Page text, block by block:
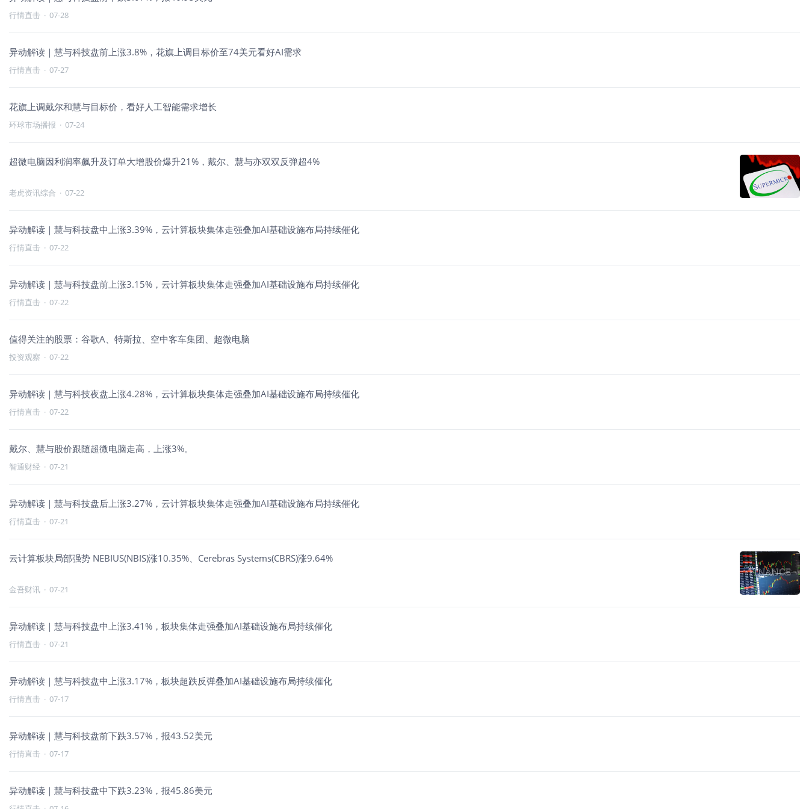
行情直击 · 07-28
异动解读｜慧与科技盘前上涨3.8%，花旗上调目标价至74美元看好AI需求
行情直击 · 07-27
花旗上调戴尔和慧与目标价，看好人工智能需求增长
环球市场播报 · 07-24
超微电脑因利润率飙升及订单大增股价爆升21%，戴尔、慧与亦双双反弹超4%
老虎资讯综合 · 07-22
异动解读｜慧与科技盘中上涨3.39%，云计算板块集体走强叠加AI基础设施布局持续催化
行情直击 · 07-22
异动解读｜慧与科技盘前上涨3.15%，云计算板块集体走强叠加AI基础设施布局持续催化
行情直击 · 07-22
值得关注的股票：谷歌A、特斯拉、空中客车集团、超微电脑
投资观察 · 07-22
异动解读｜慧与科技夜盘上涨4.28%，云计算板块集体走强叠加AI基础设施布局持续催化
行情直击 · 07-22
戴尔、慧与股价跟随超微电脑走高，上涨3%。
智通财经 · 07-21
异动解读｜慧与科技盘后上涨3.27%，云计算板块集体走强叠加AI基础设施布局持续催化
行情直击 · 07-21
云计算板块局部强势 NEBIUS(NBIS)涨10.35%、Cerebras Systems(CBRS)涨9.64%
金吾财讯 · 07-21
异动解读｜慧与科技盘中上涨3.41%，板块集体走强叠加AI基础设施布局持续催化
行情直击 · 07-21
异动解读｜慧与科技盘中上涨3.17%，板块超跌反弹叠加AI基础设施布局持续催化
行情直击 · 07-17
异动解读｜慧与科技盘前下跌3.57%，报43.52美元
行情直击 · 07-17
异动解读｜慧与科技盘中下跌3.23%，报45.86美元